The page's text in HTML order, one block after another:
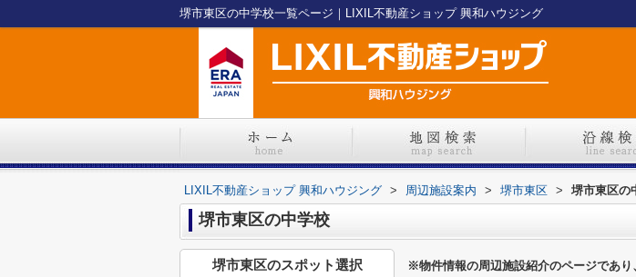
堺市東区の中学校一覧ページ｜LIXIL不動産ショップ 興和ハウジング
LIXIL不動産ショップ 興和ハウジング > 周辺施設案内 > 堺市東区 > 堺市東区の
堺市東区の中学校
※物件情報の周辺施設紹介のページであり
堺市東区のスポット選択